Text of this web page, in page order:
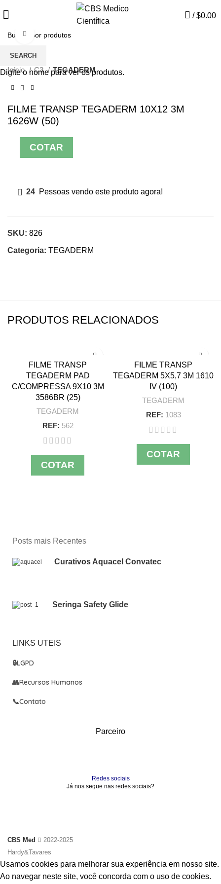
/ $0.00
Click to enlarge
Início C3 TEGADERM
FILME TRANSP TEGADERM 10X12 3M
1626W (50)
COTAR
24 Pessoas vendo este produto agora!
SKU: 826
Categoria: TEGADERM
PRODUTOS RELACIONADOS
FILME TRANSP
TEGADERM PAD
C/COMPRESSA 9X10 3M
3586BR (25)
TEGADERM
REF: 562
COTAR
FILME TRANSP
TEGADERM 5X5,7 3M 1610
IV (100)
TEGADERM
REF: 1083
COTAR
Posts mais Recentes
Curativos Aquacel Convatec
Seringa Safety Glide
LINKS UTEIS
🔒LGPD
👥Recursos Humanos
📞Contato
Parceiro
Redes sociais
Já nos segue nas redes sociais?
CBS Med
2022-2025
Hardy&Tavares
Usamos cookies para melhorar sua experiência em nosso site.
Ao navegar neste site, você concorda com o uso de cookies.
SEARCH
Digite o nome para ver os produtos.